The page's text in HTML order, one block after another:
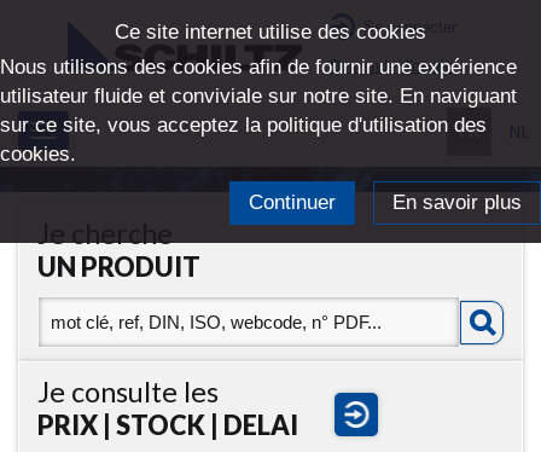
Se connecter
Demande d'accès
Toggle
navigation
FR NL
UN PRODUIT
Je consulte les
PRIX | STOCK | DELAI
Ce site internet utilise des cookies
Nous utilisons des cookies afin de fournir une expérience
utilisateur fluide et conviviale sur notre site. En naviguant
sur ce site, vous acceptez la politique d'utilisation des
cookies.
Continuer En savoir plus